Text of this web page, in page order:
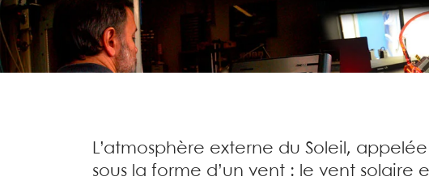
L’atmosphère externe du Soleil,
sous la forme d’un vent : le vent solaire